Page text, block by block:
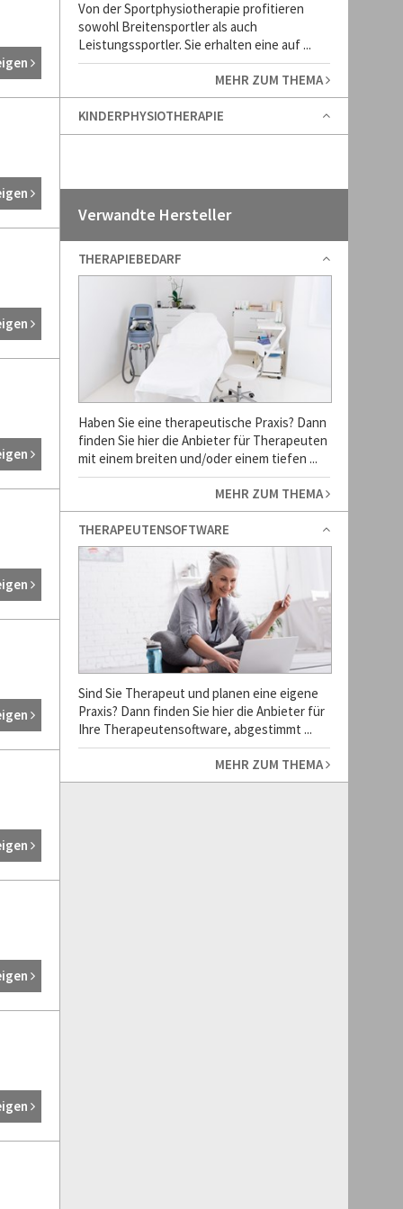
Von der Sportphysiotherapie profitieren
sowohl Breitensportler als auch
Leistungssportler. Sie erhalten eine auf ...
MEHR ZUM THEMA
KINDERPHYSIOTHERAPIE
Verwandte Hersteller
THERAPIEBEDARF
Haben Sie eine therapeutische Praxis? Dann
finden Sie hier die Anbieter für Therapeuten
mit einem breiten und/oder einem tiefen ...
MEHR ZUM THEMA
THERAPEUTENSOFTWARE
Sind Sie Therapeut und planen eine eigene
Praxis? Dann finden Sie hier die Anbieter für
Ihre Therapeutensoftware, abgestimmt ...
MEHR ZUM THEMA